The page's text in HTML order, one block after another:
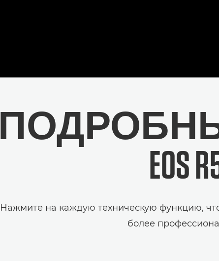
EOS
Нажмите на каждую техническую функцию,
более